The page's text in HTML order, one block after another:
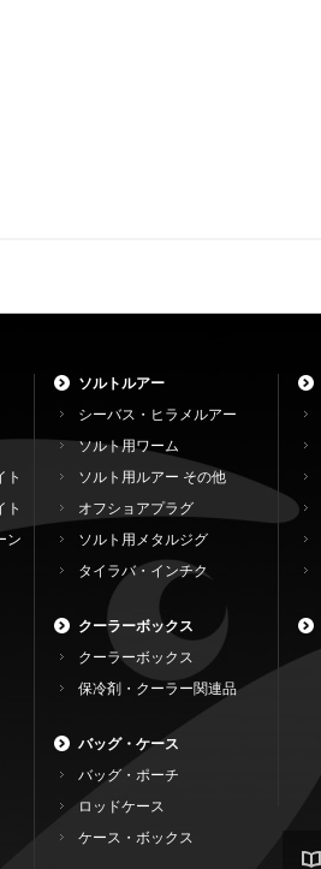
ト
ト
ン
ソルトルアー
シーバス・ヒラメルアー
ソルト用ワーム
ソルト用ルアー その他
オフショアプラグ
ソルト用メタルジグ
タイラバ・インチク
クーラーボックス
クーラーボックス
保冷剤・クーラー関連品
バッグ・ケース
バッグ・ポーチ
ロッドケース
ケース・ボックス